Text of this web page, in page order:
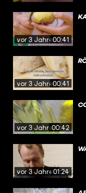
vor 3 Jahren00:41
vor 3 Jahren00:41
vor 3 Jahren00:42
vor 3 Jahren01:24